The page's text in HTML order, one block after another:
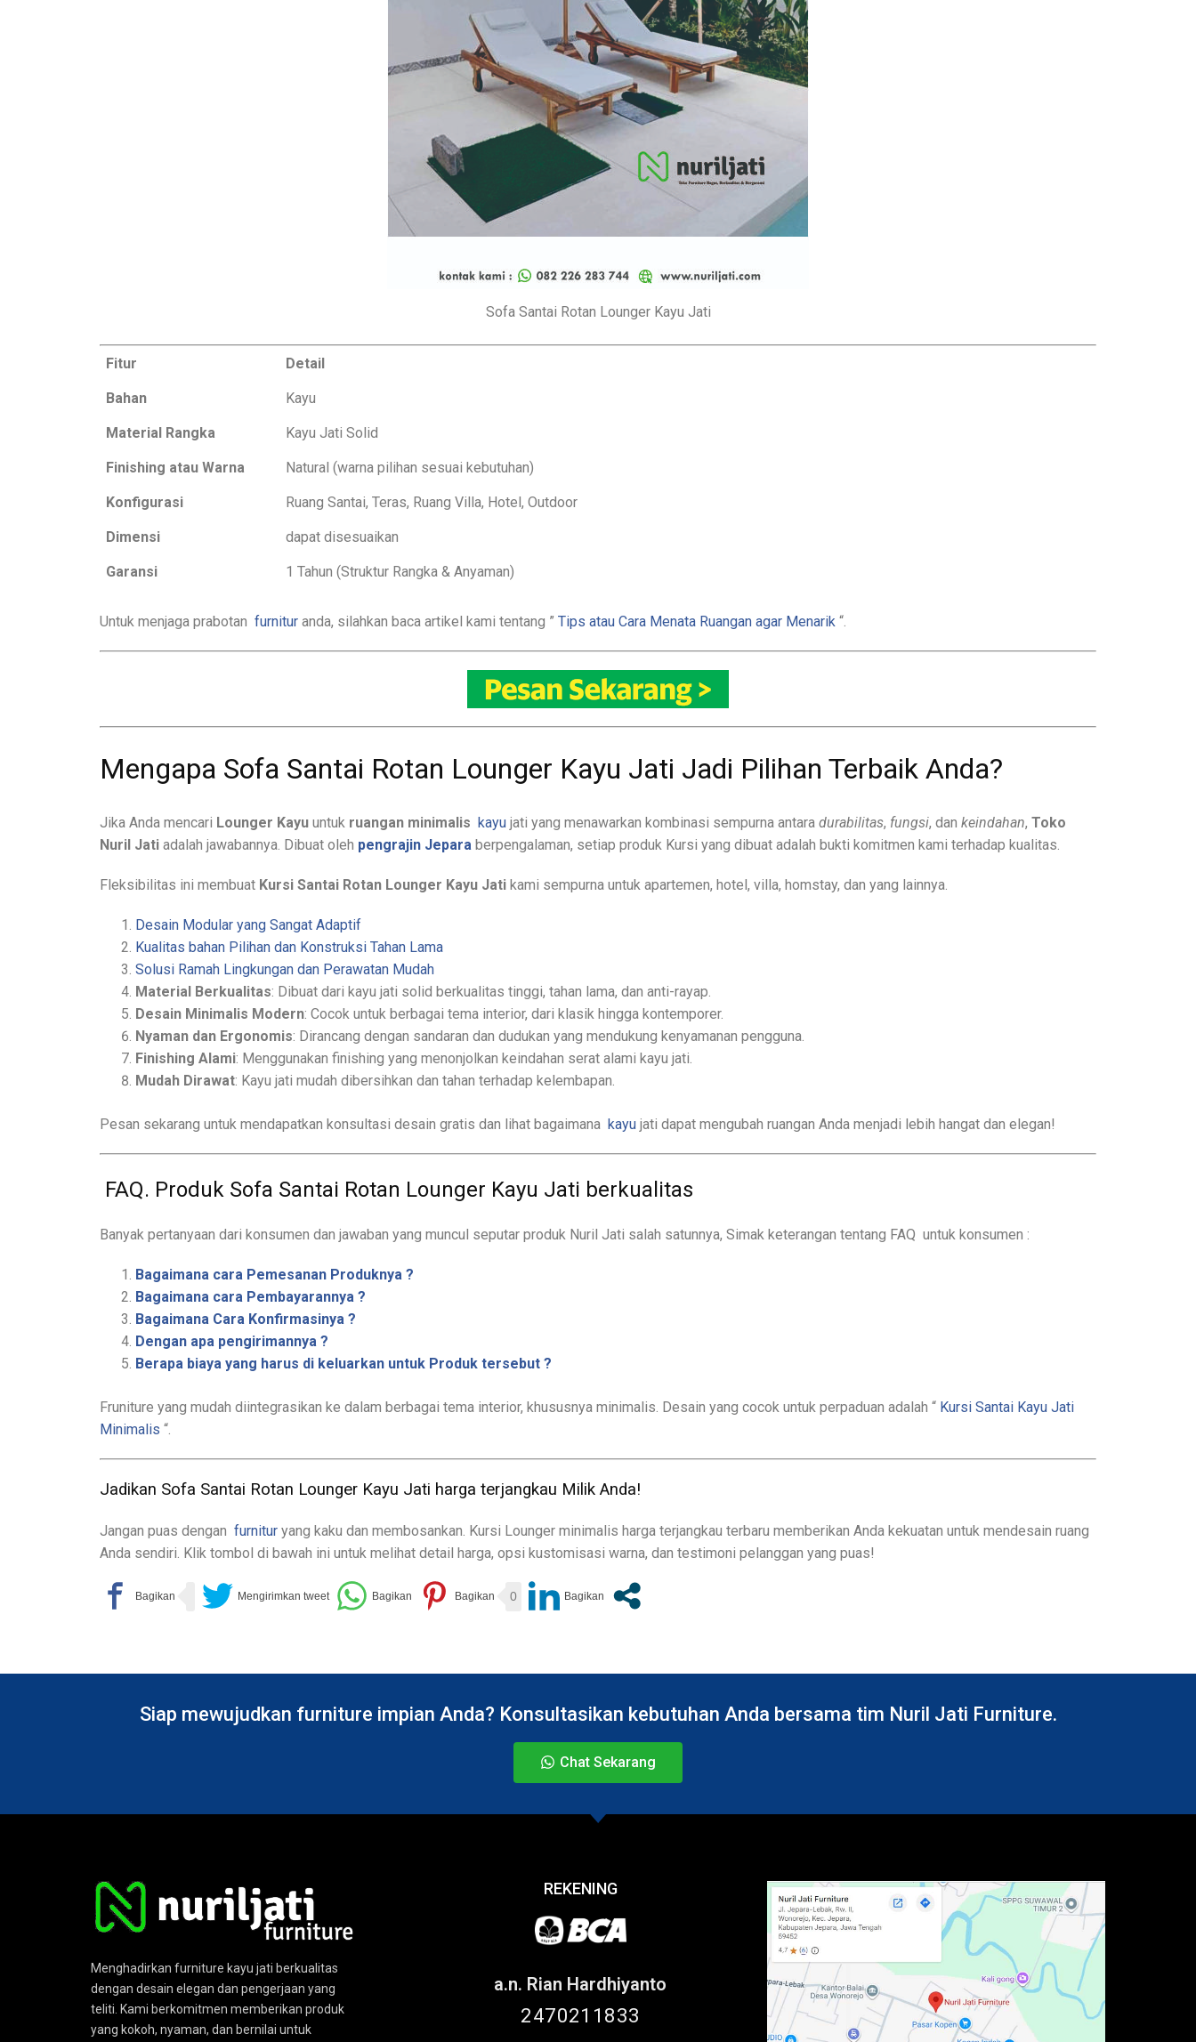
Sofa Santai Rotan Lounger Kayu Jati
Fitur Detail
Bahan Kayu
Material Rangka Kayu Jati Solid
Finishing atau Warna Natural (warna pilihan sesuai kebutuhan)
Konfigurasi Ruang Santai, Teras, Ruang Villa, Hotel, Outdoor
Dimensi dapat disesuaikan
Garansi 1 Tahun (Struktur Rangka & Anyaman)
Untuk menjaga prabotan furnitur anda, silahkan baca artikel kami tentang ” Tips atau Cara Menata Ruangan agar Menarik “.
Mengapa Sofa Santai Rotan Lounger Kayu Jati Jadi Pilihan Terbaik Anda?
Jika Anda mencari Lounger Kayu untuk ruangan minimalis kayu jati yang menawarkan kombinasi sempurna antara durabilitas, fungsi, dan keindahan, Toko
Nuril Jati adalah jawabannya. Dibuat oleh pengrajin Jepara berpengalaman, setiap produk Kursi yang dibuat adalah bukti komitmen kami terhadap kualitas.
Fleksibilitas ini membuat Kursi Santai Rotan Lounger Kayu Jati kami sempurna untuk apartemen, hotel, villa, homstay, dan yang lainnya.
Desain Modular yang Sangat Adaptif
Kualitas bahan Pilihan dan Konstruksi Tahan Lama
Solusi Ramah Lingkungan dan Perawatan Mudah
Material Berkualitas: Dibuat dari kayu jati solid berkualitas tinggi, tahan lama, dan anti-rayap.
Desain Minimalis Modern: Cocok untuk berbagai tema interior, dari klasik hingga kontemporer.
Nyaman dan Ergonomis: Dirancang dengan sandaran dan dudukan yang mendukung kenyamanan pengguna.
Finishing Alami: Menggunakan finishing yang menonjolkan keindahan serat alami kayu jati.
Mudah Dirawat: Kayu jati mudah dibersihkan dan tahan terhadap kelembapan.
Pesan sekarang untuk mendapatkan konsultasi desain gratis dan lihat bagaimana kayu jati dapat mengubah ruangan Anda menjadi lebih hangat dan elegan!
FAQ. Produk Sofa Santai Rotan Lounger Kayu Jati berkualitas
Banyak pertanyaan dari konsumen dan jawaban yang muncul seputar produk Nuril Jati salah satunnya, Simak keterangan tentang FAQ untuk konsumen :
Bagaimana cara Pemesanan Produknya ?
Bagaimana cara Pembayarannya ?
Bagaimana Cara Konfirmasinya ?
Dengan apa pengirimannya ?
Berapa biaya yang harus di keluarkan untuk Produk tersebut ?
Fruniture yang mudah diintegrasikan ke dalam berbagai tema interior, khususnya minimalis. Desain yang cocok untuk perpaduan adalah “ Kursi Santai Kayu Jati
Minimalis “.
Jadikan Sofa Santai Rotan Lounger Kayu Jati harga terjangkau Milik Anda!
Jangan puas dengan furnitur yang kaku dan membosankan. Kursi Lounger minimalis harga terjangkau terbaru memberikan Anda kekuatan untuk mendesain ruang
Anda sendiri. Klik tombol di bawah ini untuk melihat detail harga, opsi kustomisasi warna, dan testimoni pelanggan yang puas!
0
Siap mewujudkan furniture impian Anda? Konsultasikan kebutuhan Anda bersama tim Nuril Jati Furniture.
Chat Sekarang
Menghadirkan furniture kayu jati berkualitas
dengan desain elegan dan pengerjaan yang
teliti. Kami berkomitmen memberikan produk
yang kokoh, nyaman, dan bernilai untuk
REKENING
a.n. Rian Hardhiyanto
2470211833